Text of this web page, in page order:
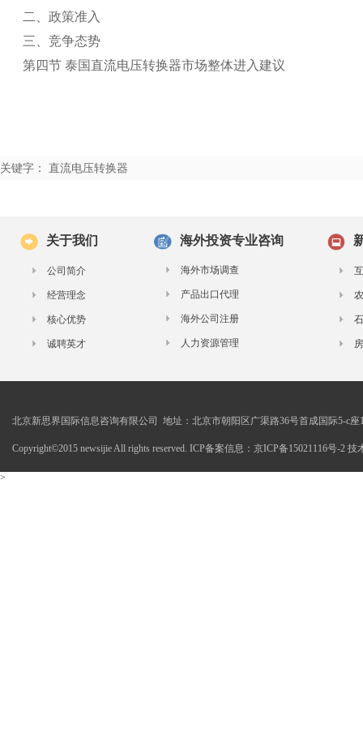
二、政策准入
三、竞争态势
第四节 泰国直流电压转换器市场整体进入建议
关键字： 直流电压转换器
关于我们
公司简介
经营理念
核心优势
诚聘英才
海外投资专业咨询
海外市场调查
产品出口代理
海外公司注册
人力资源管理
北京新思界国际信息咨询有限公司 地址：北京市朝阳区广渠路36号首成国际5-c座
Copyright©2015 newsijie All rights reserved. ICP备案信息：京ICP备15021116号-2 技
>